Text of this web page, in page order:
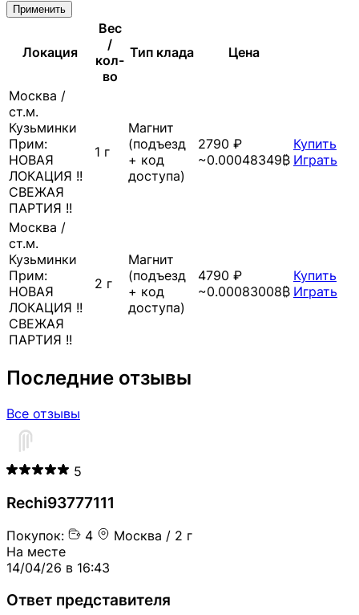
Применить
Локация
Вес
/
кол-
во
Тип клада Цена
Москва /
ст.м.
Кузьминки
Прим:
НОВАЯ
ЛОКАЦИЯ !!
СВЕЖАЯ
ПАРТИЯ !!
1 г
Магнит
(подъезд
+ код
доступа)
2790 ₽
~0.00048349₿
Купить
Играть
Москва /
ст.м.
Кузьминки
Прим:
НОВАЯ
ЛОКАЦИЯ !!
СВЕЖАЯ
ПАРТИЯ !!
2 г
Магнит
(подъезд
+ код
доступа)
4790 ₽
~0.00083008₿
Купить
Играть
Последние отзывы
Все отзывы
5
Rechi93777111
Покупок: 4
Москва / 2 г
На месте
14/04/26 в 16:43
Ответ представителя